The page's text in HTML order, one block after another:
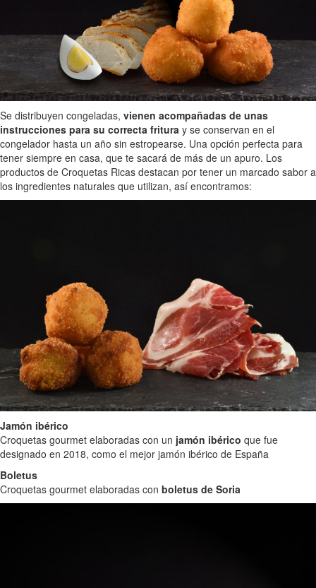
Se distribuyen congeladas, vienen acompañadas de unas
instrucciones para su correcta fritura y se conservan en el
congelador hasta un año sin estropearse. Una opción perfecta para
tener siempre en casa, que te sacará de más de un apuro. Los
productos de Croquetas Ricas destacan por tener un marcado sabor a
los ingredientes naturales que utilizan, así encontramos:
Jamón ibérico
Croquetas gourmet elaboradas con un jamón ibérico que fue
designado en 2018, como el mejor jamón ibérico de España
Boletus
Croquetas gourmet elaboradas con boletus de Soria